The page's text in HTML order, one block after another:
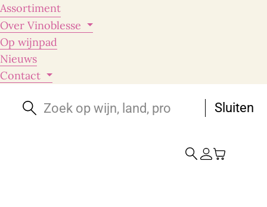
Assortiment
Over Vinoblesse
Op wijnpad
Nieuws
Contact
Sluiten